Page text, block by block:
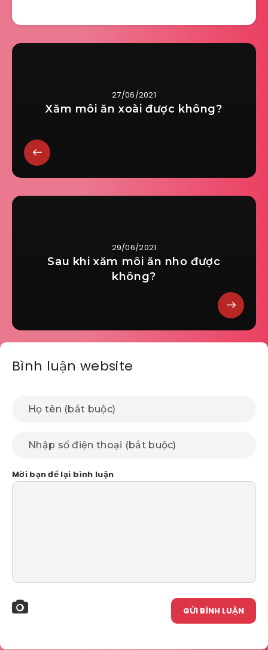
27/06/2021
Xăm môi ăn xoài được không?
29/06/2021
Sau khi xăm môi ăn nho được
không?
Bình luận website
Mời bạn để lại bình luận
GỬI BÌNH LUẬN